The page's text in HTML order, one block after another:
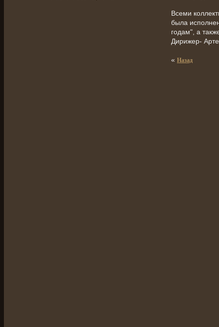
Всеми
была
годам", а
Дирижер-
« Назад